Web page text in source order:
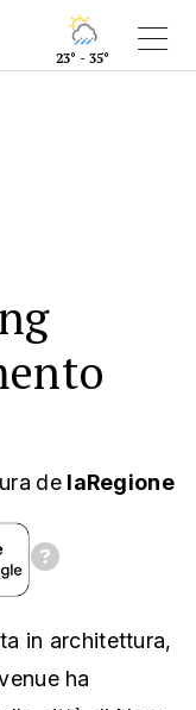
23° - 35°
de laRegione
in architettura,
ha